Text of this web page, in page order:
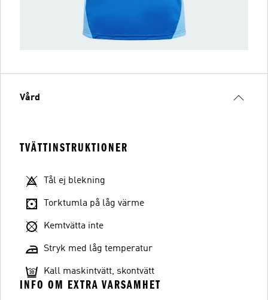
Vård
TVÄTTINSTRUKTIONER
Tål ej blekning
Torktumla på låg värme
Kemtvätta inte
Stryk med låg temperatur
Kall maskintvätt, skontvätt
INFO OM EXTRA VARSAMHET